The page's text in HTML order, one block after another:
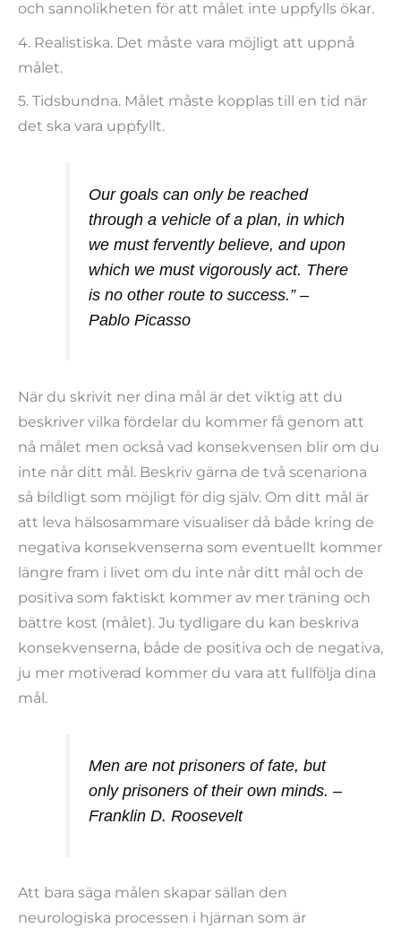
och sannolikheten för att målet inte uppfylls ökar.
4. Realistiska. Det måste vara möjligt att uppnå
målet.
5. Tidsbundna. Målet måste kopplas till en tid när
det ska vara uppfyllt.
Our goals can only be reached
through a vehicle of a plan, in which
we must fervently believe, and upon
which we must vigorously act. There
is no other route to success.” –
Pablo Picasso
När du skrivit ner dina mål är det viktig att du
beskriver vilka fördelar du kommer få genom att
nå målet men också vad konsekvensen blir om du
inte når ditt mål. Beskriv gärna de två scenariona
så bildligt som möjligt för dig själv. Om ditt mål är
att leva hälsosammare visualiser då både kring de
negativa konsekvenserna som eventuellt kommer
längre fram i livet om du inte når ditt mål och de
positiva som faktiskt kommer av mer träning och
bättre kost (målet). Ju tydligare du kan beskriva
konsekvenserna, både de positiva och de negativa,
ju mer motiverad kommer du vara att fullfölja dina
mål.
Men are not prisoners of fate, but
only prisoners of their own minds. –
Franklin D. Roosevelt
Att bara säga målen skapar sällan den
neurologiska processen i hjärnan som är